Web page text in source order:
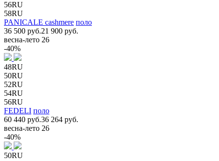
56RU
58RU
PANICALE cashmere поло
36 500 руб.21 900 руб.
весна-лето 26
-40%
48RU
50RU
52RU
54RU
56RU
FEDELI поло
60 440 руб.36 264 руб.
весна-лето 26
-40%
50RU